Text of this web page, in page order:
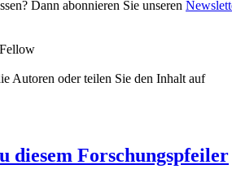
Dann abonnieren Sie unseren
Autoren oder teilen Sie den Inhalt auf
diesem Forschungspfeiler